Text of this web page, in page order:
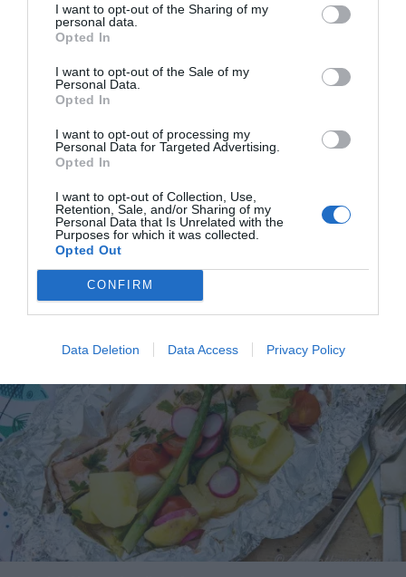
I want to opt-out of the Sharing of my
personal data.
Opted In
I want to opt-out of the Sale of my
Personal Data.
Opted In
I want to opt-out of processing my
Personal Data for Targeted Advertising.
Opted In
I want to opt-out of Collection, Use,
Retention, Sale, and/or Sharing of my
Personal Data that Is Unrelated with the
Purposes for which it was collected.
Opted Out
CONFIRM
Data Deletion Data Access Privacy Policy
Jag är matskribent samt kock
med en fil. kand i
restauranghögskolan i Grythyttan. På denna sida
delar jag med mig av tusentals olika recept för alla
har jag provlagat, skrivit och fotat så att du ska
kunna laga dem med bästa resultat hemma. Läs mer
Tillbehör och liknande: